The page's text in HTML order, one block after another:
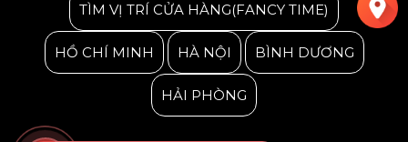
TÌM VỊ TRÍ CỬA HÀNG(FANCY TIME)
HỒ CHÍ MINH HÀ NỘI BÌNH DƯƠNG
HẢI PHÒNG